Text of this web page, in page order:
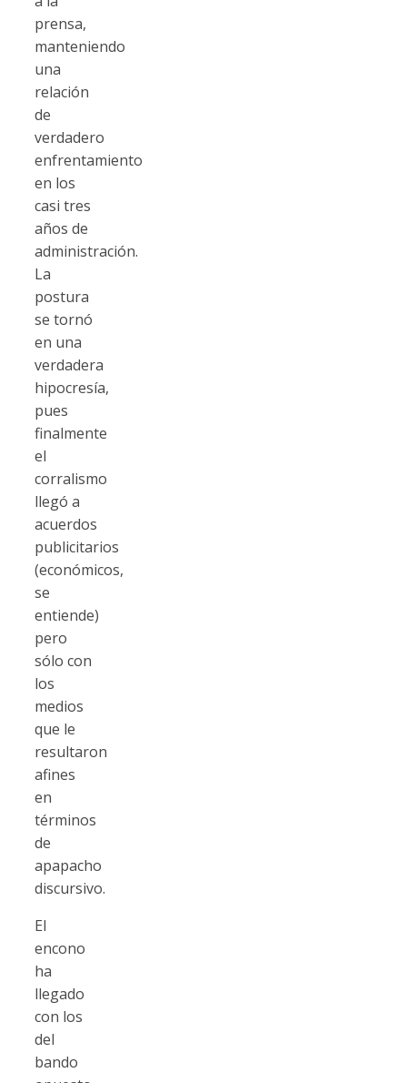
prensa,
manteniendo
una
relación
de
verdadero
enfrentamiento
en los
casi tres
años de
administración.
La
postura
se tornó
en una
verdadera
hipocresía,
pues
finalmente
el
corralismo
llegó a
acuerdos
publicitarios
(económicos,
se
entiende)
pero
sólo con
los
medios
que le
resultaron
afines
en
términos
de
apapacho
discursivo.
El
encono
ha
llegado
con los
del
bando